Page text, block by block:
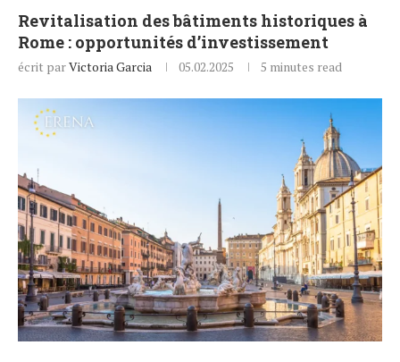
Revitalisation des bâtiments historiques à
Rome : opportunités d’investissement
écrit parVictoria Garcia 05.02.2025 5 minutes read